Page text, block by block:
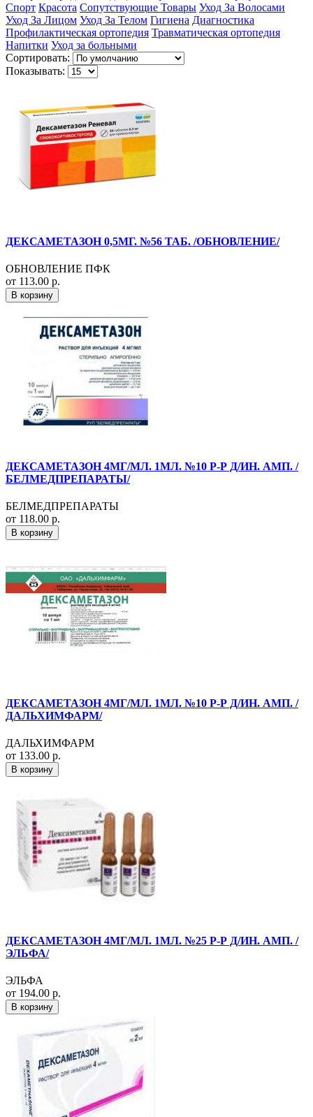
Спорт Красота Сопутствующие Товары Уход За Волосами
Уход За Лицом Уход За Телом Гигиена Диагностика
Профилактическая ортопедия Травматическая ортопедия
Напитки Уход за больными
Сортировать:
Показывать:
ДЕКСАМЕТАЗОН 0,5МГ. №56 ТАБ. /ОБНОВЛЕНИЕ/
ОБНОВЛЕНИЕ ПФК
от 113.00 р.
В корзину
ДЕКСАМЕТАЗОН 4МГ/МЛ. 1МЛ. №10 Р-Р Д/ИН. АМП. /
БЕЛМЕДПРЕПАРАТЫ/
БЕЛМЕДПРЕПАРАТЫ
от 118.00 р.
В корзину
ДЕКСАМЕТАЗОН 4МГ/МЛ. 1МЛ. №10 Р-Р Д/ИН. АМП. /
ДАЛЬХИМФАРМ/
ДАЛЬХИМФАРМ
от 133.00 р.
В корзину
ДЕКСАМЕТАЗОН 4МГ/МЛ. 1МЛ. №25 Р-Р Д/ИН. АМП. /
ЭЛЬФА/
ЭЛЬФА
от 194.00 р.
В корзину